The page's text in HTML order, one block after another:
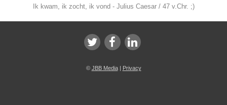
Ik kwam, ik zocht, ik vond - Julius Caesar / 47 v.Chr. ;)
© JBB Media| Privacy